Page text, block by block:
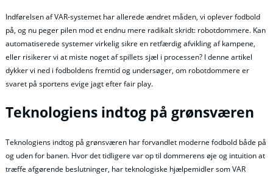
Indførelsen af VAR-systemet har allerede ændret måden, vi oplever fodbold
på, og nu peger pilen mod et endnu mere radikalt skridt: robotdommere. Kan
automatiserede systemer virkelig sikre en retfærdig afvikling af kampene,
eller risikerer vi at miste noget af spillets sjæl i processen? I denne artikel
dykker vi ned i fodboldens fremtid og undersøger, om robotdommere er
svaret på sportens evige jagt efter fair play.
Teknologiens indtog på grønsværen
Teknologiens indtog på grønsværen har forvandlet moderne fodbold både på
og uden for banen. Hvor det tidligere var op til dommerens øje og intuition at
træffe afgørende beslutninger, har teknologiske hjælpemidler som VAR